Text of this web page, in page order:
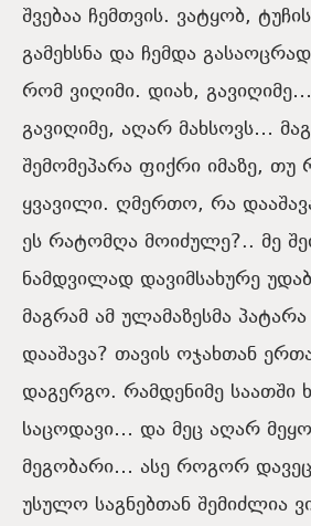
შვებაა ჩემთვის. ვატყობ,
გამეხსნა და ჩემდა
რომ ვიღიმი. დიახ,
გავიღიმე, აღარ მახსოვს…
შემომეპარა ფიქრი იმაზე, თუ
ყვავილი. ღმერთო, რა
ეს რატომღა მოიძულე?.. მე
ნამდვილად დავიმსახურე
მაგრამ ამ ულამაზესმა
დააშავა? თავის ოჯახთან
დაგერგო. რამდენიმე საათში
საცოდავი… და მეც აღარ
მეგობარი… ასე როგორ
უსულო საგნებთან შემიძლია